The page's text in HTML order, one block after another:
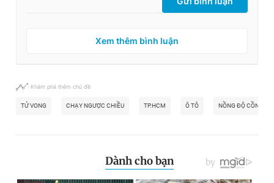
Xem thêm bình luận
Khám phá thêm chủ đề
TỬ VONG CHẠY NGƯỢC CHIỀU TP.HCM Ô TÔ NỒNG ĐỘ CỒN